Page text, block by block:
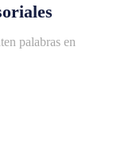
palabras en